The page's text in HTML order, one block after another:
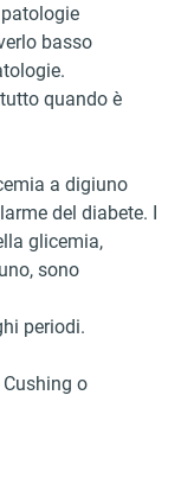
basso
quando è
a digiuno
del diabete. I
glicemia,
sono
periodi.
o